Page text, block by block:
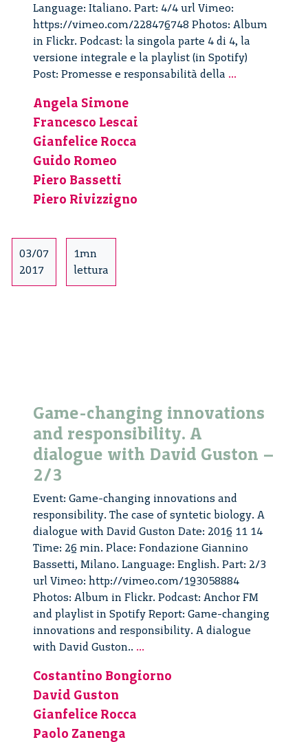
Language: Italiano. Part: 4/4 url Vimeo:
https://vimeo.com/228476748 Photos: Album
in Flickr. Podcast: la singola parte 4 di 4, la
versione integrale e la playlist (in Spotify)
Post: Promesse e responsabilità della ...
Angela Simone
Francesco Lescai
Gianfelice Rocca
Guido Romeo
Piero Bassetti
Piero Rivizzigno
03/07
2017
1mn
lettura
Game-changing innovations
and responsibility. A
dialogue with David Guston –
2/3
Event: Game-changing innovations and
responsibility. The case of syntetic biology. A
dialogue with David Guston Date: 2016 11 14
Time: 26 min. Place: Fondazione Giannino
Bassetti, Milano. Language: English. Part: 2/3
url Vimeo: http://vimeo.com/193058884
Photos: Album in Flickr. Podcast: Anchor FM
and playlist in Spotify Report: Game-changing
innovations and responsibility. A dialogue
with David Guston.. ...
innovations
Costantino Bongiorno
David Guston
Gianfelice Rocca
Paolo Zanenga